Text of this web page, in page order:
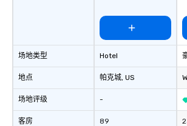
场地类型
地点
场地评级
客房
Hotel
帕克城, US
-
89